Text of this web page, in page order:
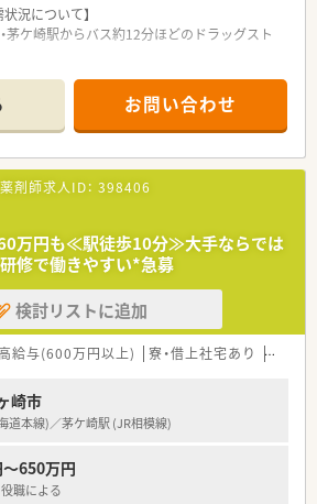
況について】
茅ケ崎駅からバス約12分ほどのドラッグスト
。
務が連携を取りながら、地域住民の健康を支え
ます。
人物像について】
通年で採用活動を行っており、長期的に勤務
す。
経験が2年以上ある方であれば、即戦力とし
ます。
タリティを大切にし、明るく丁寧な対応がで
ます。
】
アの住宅街を中心として、700店舗以上を展開
の店舗数は業界トップクラスを誇り、経営基盤
います。
成長を続けており、地域のインフラとして確
アイメージ】
お問い合わせ
薬剤師求人ID： 398406
60万円も≪駅徒歩10分≫大手ならでは
修で働きやすい*急募
検討リストに追加
給与(600万円以上) 寮・借上社宅あり 住宅
崎市
道本線)／茅ケ崎駅 (JR相模線)
650万円
職による